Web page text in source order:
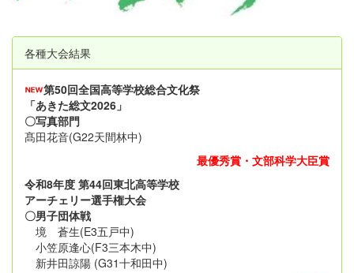
各種大会結果
第50回全国高等学校総合文化祭
「あきた総文2026」
〇写真部門
髙田花音(G22天間林中)
最優秀賞・文部科学大臣賞
令和8年度 第44回東北高等学校
アーチェリー選手権大会
〇男子団体戦
境 蒼生(E3五戸中)
小笠原逢心(F3三本木中)
新井田諒陽 (G31十和田中)